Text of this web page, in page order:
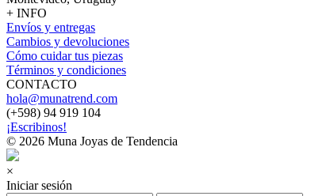
+ INFO
Envíos y entregas
Cambios y devoluciones
Cómo cuidar tus piezas
Términos y condiciones
CONTACTO
hola@munatrend.com
(+598) 94 919 104
¡Escribinos!
© 2026 Muna Joyas de Tendencia
×
Iniciar sesión